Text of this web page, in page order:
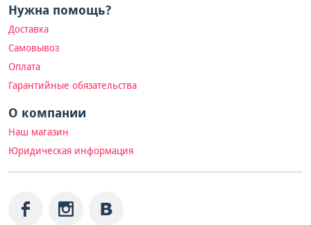
Нужна помощь?
Доставка
Самовывоз
Оплата
Гарантийные обязательства
О компании
Наш магазин
Юридическая информация